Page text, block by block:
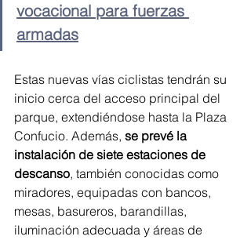
vocacional para fuerzas
armadas
Estas nuevas vías ciclistas tendrán su
inicio cerca del acceso principal del
parque, extendiéndose hasta la Plaza
Confucio. Además, se prevé la
instalación de siete estaciones de
descanso, también conocidas como
miradores, equipadas con bancos,
mesas, basureros, barandillas,
iluminación adecuada y áreas de